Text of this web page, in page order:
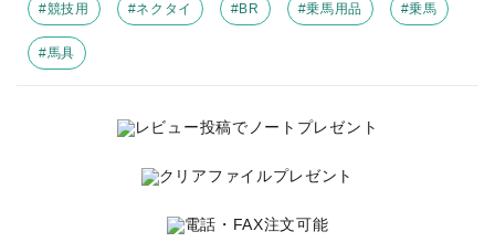
#競技用 #ネクタイ #BR #乗馬用品 #乗馬
#馬具